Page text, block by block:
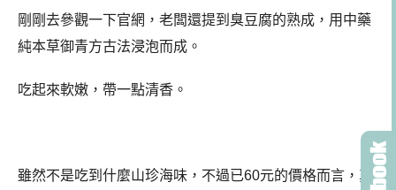
剛剛去參觀一下官網，老闆還提到臭豆腐的熟成，用中藥
純本草御青方古法浸泡而成。
吃起來軟嫩，帶一點清香。
雖然不是吃到什麼山珍海味，不過已60元的價格而言，真